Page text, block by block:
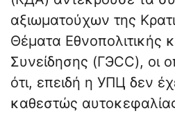
αξιωματούχων της
Θέματα Εθνοπολιτικής
Συνείδησης (ГЭСС), οι
ότι, επειδή η УПЦ δεν
καθεστώς